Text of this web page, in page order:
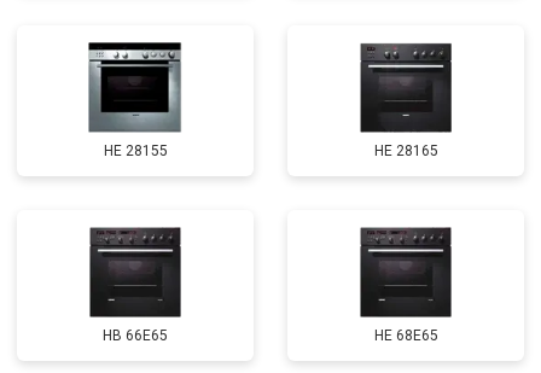
HE 28155 HE 28165
HB 66E65 HE 68E65